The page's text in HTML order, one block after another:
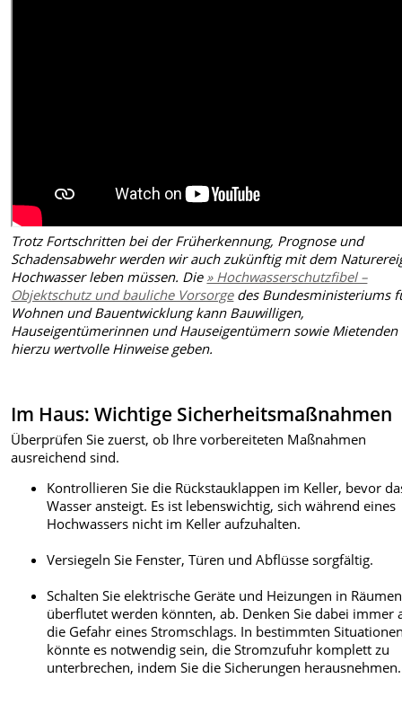
Trotz Fortschritten bei der Früherkennung, Prognose und
Schadensabwehr werden wir auch zukünftig mit dem
Hochwasser leben müssen. Die » Hochwasserschutzfibel –
Objektschutz und bauliche Vorsorgedes Bundesministeriums
Wohnen und Bauentwicklung kann Bauwilligen,
Hauseigentümerinnen und Hauseigentümern sowie Mietenden
hierzu wertvolle Hinweise geben.
Im Haus: Wichtige Sicherheitsmaßnahmen
Überprüfen Sie zuerst, ob Ihre vorbereiteten Maßnahmen
ausreichend sind.
Kontrollieren Sie die Rückstauklappen im Keller, bevor
Wasser ansteigt. Es ist lebenswichtig, sich während eines
Hochwassers nicht im Keller aufzuhalten.
Versiegeln Sie Fenster, Türen und Abflüsse sorgfältig.
Schalten Sie elektrische Geräte und Heizungen in
überflutet werden könnten, ab. Denken Sie dabei immer
die Gefahr eines Stromschlags. In bestimmten
könnte es notwendig sein, die Stromzufuhr komplett zu
unterbrechen, indem Sie die Sicherungen herausnehmen.